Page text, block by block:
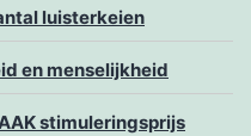
luisterkeien
en menselijkheid
stimuleringsprijs